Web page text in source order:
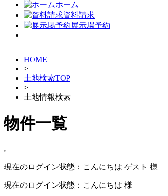
ホーム
資料請求
展示場予約
HOME
>
土地検索TOP
>
土地情報検索
物件一覧
現在のログイン状態：こんにちは ゲスト 様
現在のログイン状態：こんにちは 様